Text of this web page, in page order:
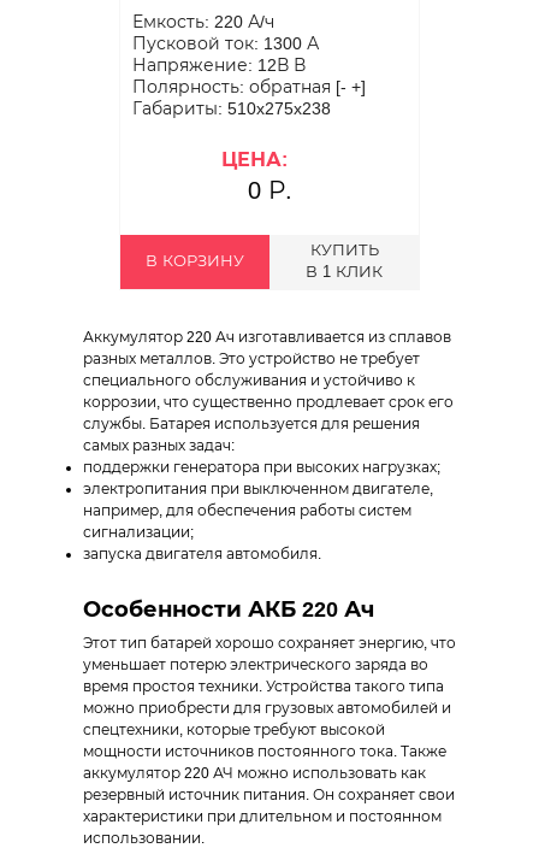
Емкость: 220 А/ч
Пусковой ток: 1300 А
Напряжение: 12В В
Полярность: обратная [- +]
Габариты: 510x275x238
ЦЕНА:
0 Р.
В КОРЗИНУ
КУПИТЬ
В 1 КЛИК
Аккумулятор 220 Ач изготавливается из сплавов
разных металлов. Это устройство не требует
специального обслуживания и устойчиво к
коррозии, что существенно продлевает срок его
службы. Батарея используется для решения
самых разных задач:
поддержки генератора при высоких нагрузках;
электропитания при выключенном двигателе,
например, для обеспечения работы систем
сигнализации;
запуска двигателя автомобиля.
Особенности АКБ 220 Ач
Этот тип батарей хорошо сохраняет энергию, что
уменьшает потерю электрического заряда во
время простоя техники. Устройства такого типа
можно приобрести для грузовых автомобилей и
спецтехники, которые требуют высокой
мощности источников постоянного тока. Также
аккумулятор 220 АЧ можно использовать как
резервный источник питания. Он сохраняет свои
характеристики при длительном и постоянном
использовании.